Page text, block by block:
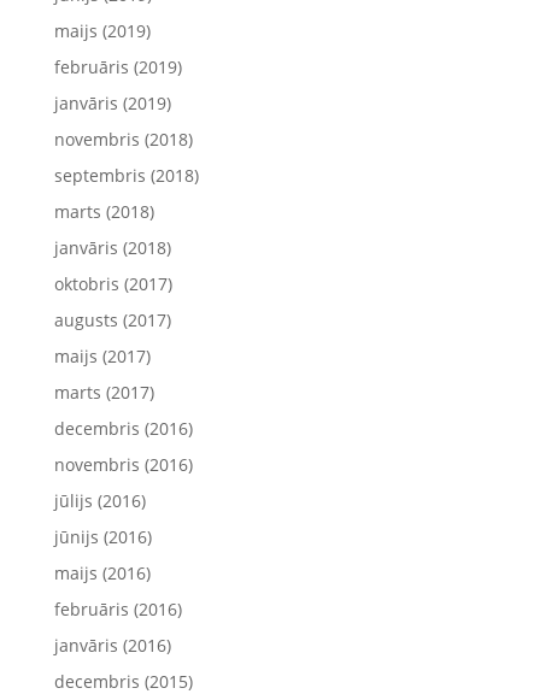
maijs (2019)
februāris (2019)
janvāris (2019)
novembris (2018)
septembris (2018)
marts (2018)
janvāris (2018)
oktobris (2017)
augusts (2017)
maijs (2017)
marts (2017)
decembris (2016)
novembris (2016)
jūlijs (2016)
jūnijs (2016)
maijs (2016)
februāris (2016)
janvāris (2016)
decembris (2015)